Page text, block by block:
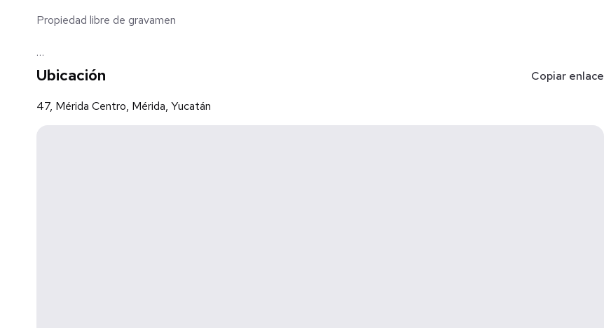
Propiedad libre de gravamen
Precios de inmuebles sujeto a cambio sin previo aviso, actualización mensual comprobar disponibilidad **Este
precio no incluye impuestos, avalúo y gastos notariales *** El precio total se determinará en función de los montos
variables de conceptos de crédito y notariales que deben ser consultados con los promotores de conformidad con
lo establecido en la NOM-247-SE-2022 _______________________________________________ Información de
Ubicación Copiar enlace
47, Mérida Centro, Mérida, Yucatán